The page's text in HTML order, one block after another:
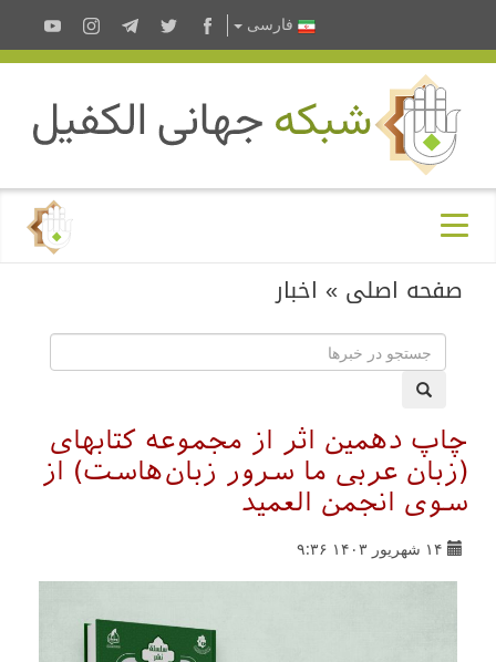
فارسى
صفحه اصلی » اخبار
چاپ دهمین اثر از مجموعه کتابهای
(زبان عربی ما سرور زبان‌هاست) از
سوی انجمن العمید
۱۴ شهریور ۱۴۰۳ ۹:۳۶